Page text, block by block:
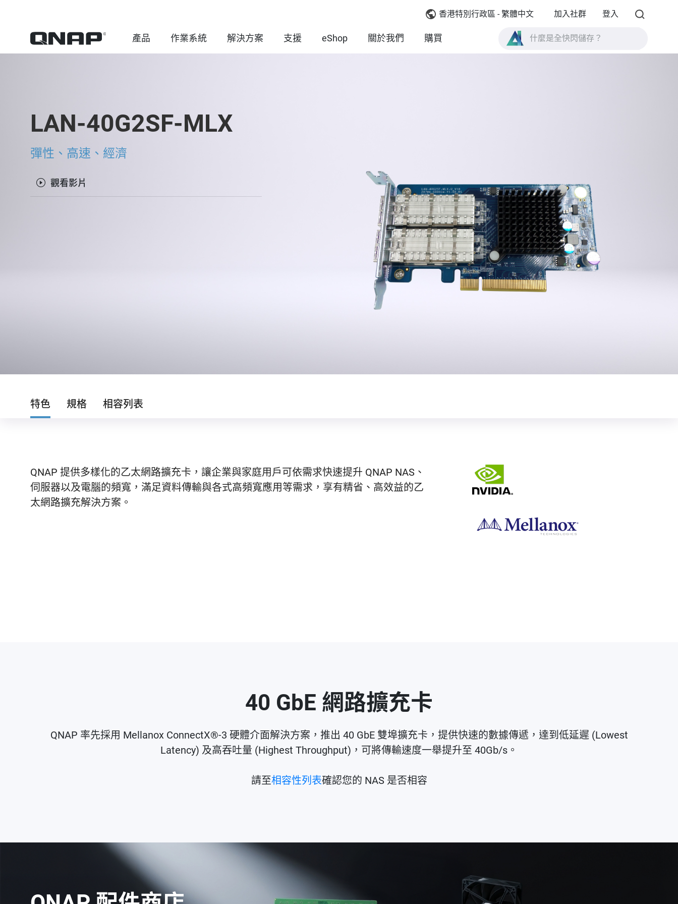
香港特別行政區 - 繁體中文 加入社群 登入
產品 作業系統 解決方案 支援 eShop 關於我們 購買
什麼是全快閃儲存？
什麼是 High Availability ？
LAN-40G2SF-MLX
彈性、高速、經濟
觀看影片
特色 規格 相容列表
QNAP 提供多樣化的乙太網路擴充卡，讓企業與家庭用戶可依需求快速提升 QNAP NAS、
伺服器以及電腦的頻寬，滿足資料傳輸與各式高頻寬應用等需求，享有精省、高效益的乙
太網路擴充解決方案。
40 GbE 網路擴充卡
QNAP 率先採用 Mellanox ConnectX®-3 硬體介面解決方案，推出 40 GbE 雙埠擴充卡，提供快速的數據傳遞，達到低延遲 (Lowest
Latency) 及高吞吐量 (Highest Throughput)，可將傳輸速度一舉提升至 40Gb/s。
請至相容性列表確認您的 NAS 是否相容